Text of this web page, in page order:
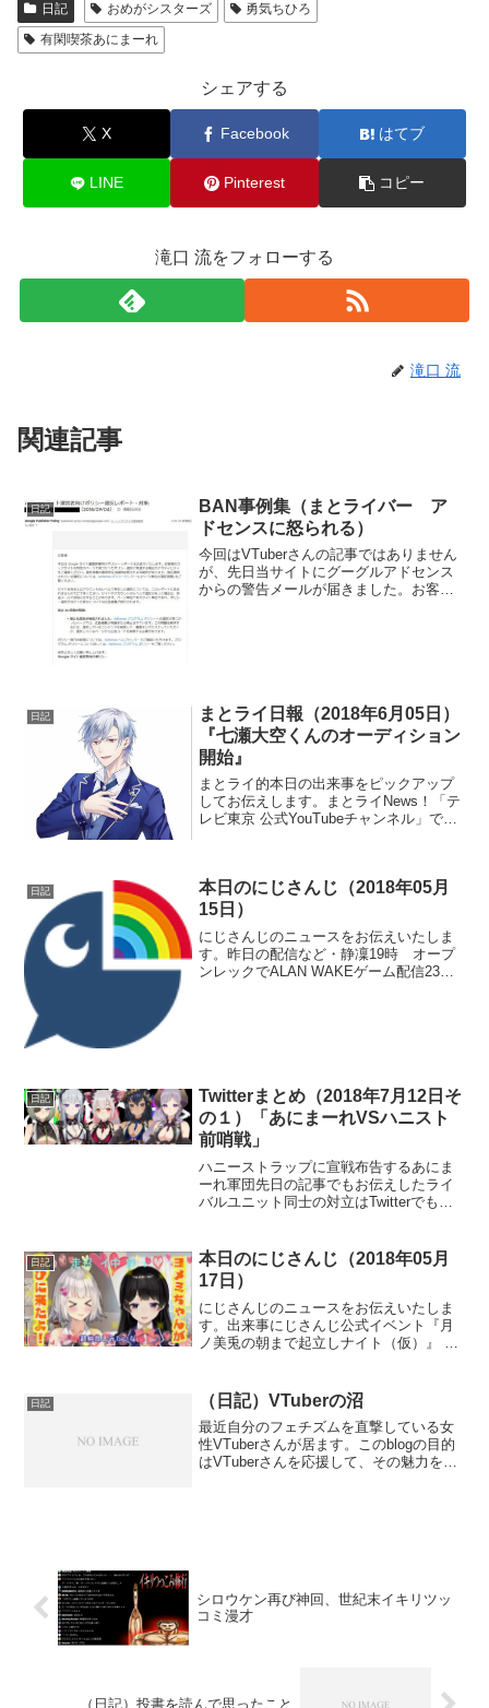
日記 おめがシスターズ
勇気ちひろ
有閑喫茶あにまーれ
シェアする
X Facebook はてブ
LINE Pinterest コピー
滝口 流をフォローする
滝口 流
関連記事
日記
BAN事例集（まとライバー ア
ドセンスに怒られる）
今回はVTuberさんの記事ではありません
が、先日当サイトにグーグルアドセンス
からの警告メールが届きました。お客様
日記
まとライ日報（2018年6月05日）
『七瀬大空くんのオーディション
開始』
まとライ的本日の出来事をピックアップ
してお伝えします。まとライNews！「テ
レビ東京 公式YouTubeチャンネル」で活
日記
本日のにじさんじ（2018年05月
15日）
にじさんじのニュースをお伝えいたしま
す。昨日の配信など・静凜19時 オープ
ンレックでALAN WAKEゲーム配信23
日記
Twitterまとめ（2018年7月12日そ
の１）「あにまーれVSハニスト
前哨戦」
ハニーストラップに宣戦布告するあにま
ーれ軍団先日の記事でもお伝えしたライ
バルユニット同士の対立はTwitterでも残
とりから。夜襲こわい…。— ハニースト
ラップ公式🍩灰...
日記
本日のにじさんじ（2018年05月
17日）
にじさんじのニュースをお伝えいたしま
す。出来事にじさんじ公式イベント『月
ノ美兎の朝まで起立しナイト（仮）』 に
は委員長の生みの親（デザイナーさん）
であり、委員長からも「...
日記 （日記）VTuberの沼
最近自分のフェチズムを直撃している女
性VTuberさんが居ます。このblogの目的
はVTuberさんを応援して、その魅力を広
シロウケン再び神回、世紀末イキリツッ
コミ漫才
（日記）投書を読んで思ったこと